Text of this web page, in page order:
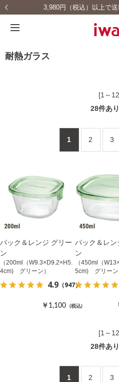
以上で送料無料！(沖縄を除く)
耐熱ガラス
[1～
28件あ
1 2 3
パック＆レンジ グリー
ン
（200ml（W9.3×D9.2×H5.
4cm) グリーン）
￥1,100 (税込)
4.9 （947）
パック＆レン
ン
（450ml（
5cm) グリーン
[1～
28件あ
1 2 3